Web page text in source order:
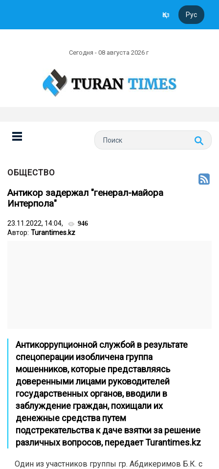
Қаз Рус
Сегодня - 08 августа 2026 г
ОБЩЕСТВО
Антикор задержал "генерал-майора
Интерпола"
23.11.2022, 14:04, 946
Автор: Turantimes.kz
Антикоррупционной службой в результате
спецоперации изобличена группа
мошенников, которые представляясь
доверенными лицами руководителей
государственных органов, вводили в
заблуждение граждан, похищали их
денежные средства путем
подстрекательства к даче взятки за решение
различных вопросов, передаетTurantimes.kz
Один из участников группы гр. Абдикеримов Б.К. с